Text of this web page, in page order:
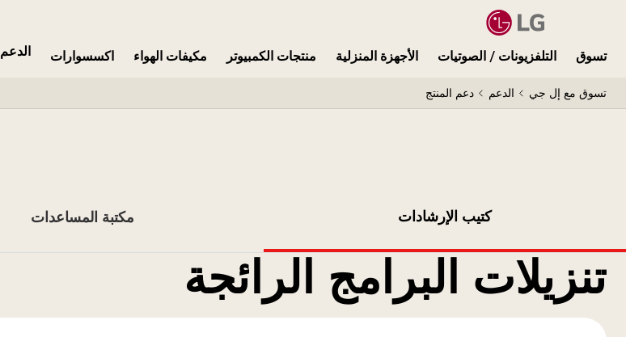
تسوق التلفزيونات / الصوتيات الأجهزة المنزلية منتجات الكمبيوتر مكيفات الهواء اكسسوارات الدعم
تسوق مع إل جي الدعم دعم المنتج
كتيب الإرشادات مكتبة المساعدات
تنزيلات البرامج الرائجة